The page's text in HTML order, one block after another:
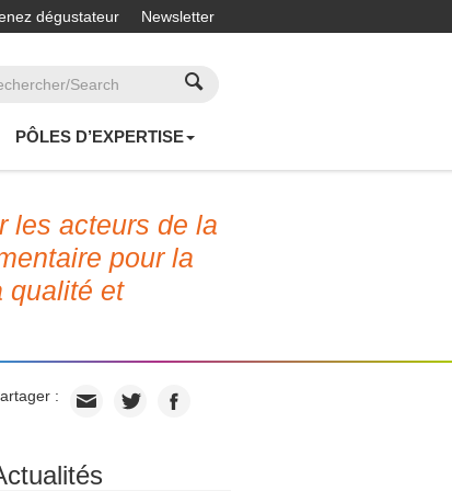
Newsletter
dégustateur
PÔLES D’EXPERTISE
les acteurs de la
pour la
qualité et
: